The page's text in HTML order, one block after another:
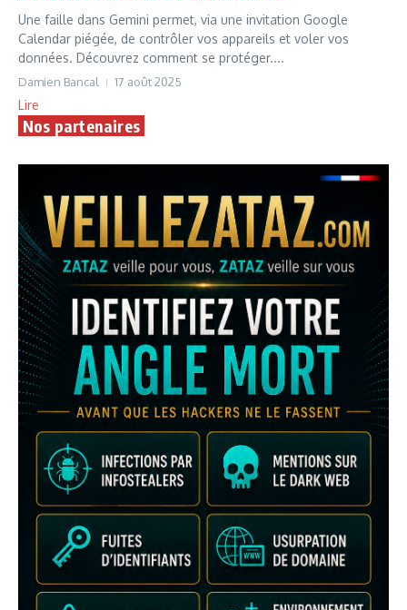
Une faille dans Gemini permet, via une invitation Google
Calendar piégée, de contrôler vos appareils et voler vos
données. Découvrez comment se protéger....
Damien Bancal 17 août 2025
Lire
Nos partenaires